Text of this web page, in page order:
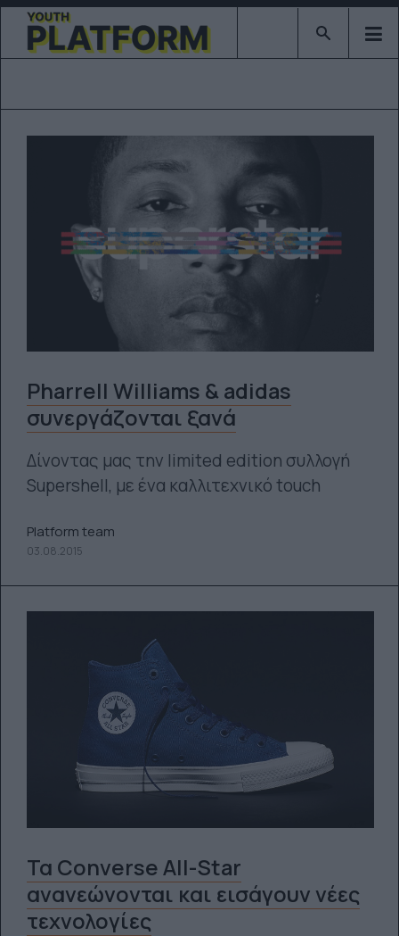
Type 2 or
Pharrell Williams & adidas
συνεργάζονται ξανά
Δίνοντας μας την limited edition συλλογή
Supershell, με ένα καλλιτεχνικό touch
Platform team
03.08.2015
Τα Converse All-Star
ανανεώνονται και εισάγουν νέες
τεχνολογίες